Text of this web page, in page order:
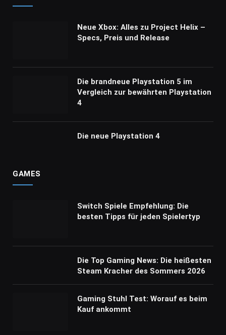
Neue Xbox: Alles zu Project Helix –
Specs, Preis und Release
Die brandneue Playstation 5 im
Vergleich zur bewährten Playstation
4
Die neue Playstation 4
GAMES
Switch Spiele Empfehlung: Die
besten Tipps für jeden Spielertyp
Die Top Gaming News: Die heißesten
Steam Kracher des Sommers 2026
Gaming Stuhl Test: Worauf es beim
Kauf ankommt